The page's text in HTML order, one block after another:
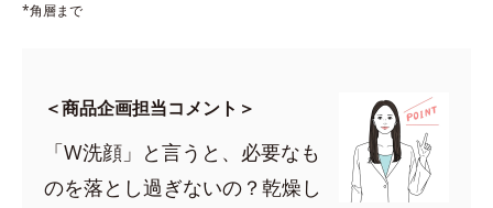
*角層まで
＜商品企画担当コメント＞
「W洗顔」と言うと、必要なも
のを落とし過ぎないの？乾燥し